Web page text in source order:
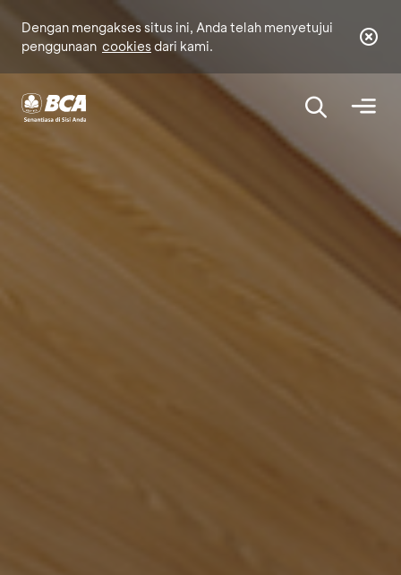
Dengan mengakses situs ini, Anda telah menyetujui
penggunaan cookiesdari kami.
bca.co.id
Dengan mengklik ‘Lanjutkan’, Anda akan
diarahkan menuju website di luar
www.bca.co.id yang tidak terafiliasi
dengam BCA dan mungkin memiliki
tingkat sekuriti yang berbeda. BCA tidak
mendukung, menjamin, mengendalikan
konten, mengendalikan ketersediaan dan